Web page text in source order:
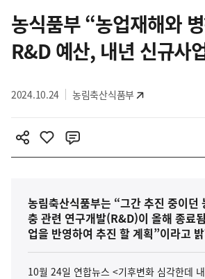
텐
츠
영
농식품부 “농업재해와
R&D 예산, 내년 신규사
2024.10.24 농림축산식품부
농림축산식품부는 “그간 추진 중이던
충 관련 연구개발(R&D)이 올해 종료
업을 반영하여 추진 할 계획”이라고
10월 24일 연합뉴스 <기후변화 심각한데